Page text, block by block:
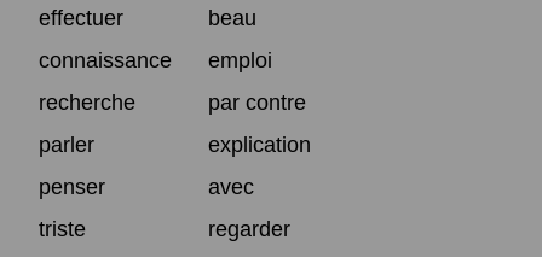
effectuer
beau
connaissance
emploi
recherche
par contre
parler
explication
penser
avec
triste
regarder